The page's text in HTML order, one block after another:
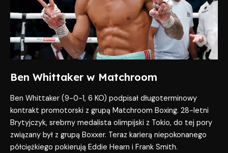
Ben Whittaker w Matchroom
Ben Whittaker (9-0-1, 6 KO) podpisał długoterminowy
kontrakt promotorski z grupą Matchroom Boxing. 28-letni
Brytyjczyk, srebrny medalista olimpijski z Tokio, do tej pory
związany był z grupą Boxxer. Teraz karierą niepokonanego
półciężkiego pokierują Eddie Hearn i Frank Smith.